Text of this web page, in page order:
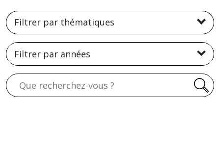
Filtrer par thématiques
Filtrer par années